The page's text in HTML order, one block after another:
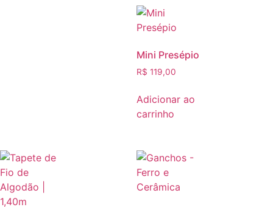
Mini Presépio
R$ 119,00
Adicionar ao
carrinho